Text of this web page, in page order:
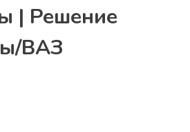
| Решение
ВАЗ